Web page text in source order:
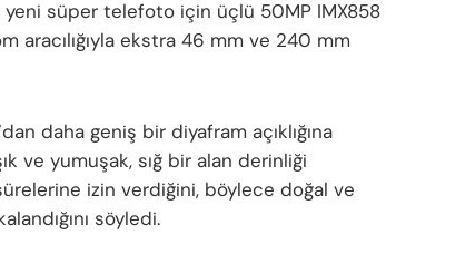
yeni süper telefoto için üçlü 50MP IMX858
aracılığıyla ekstra 46 mm ve 240 mm
daha geniş bir diyafram açıklığına
ve yumuşak, sığ bir alan derinliği
izin verdiğini, böylece doğal ve
söyledi.